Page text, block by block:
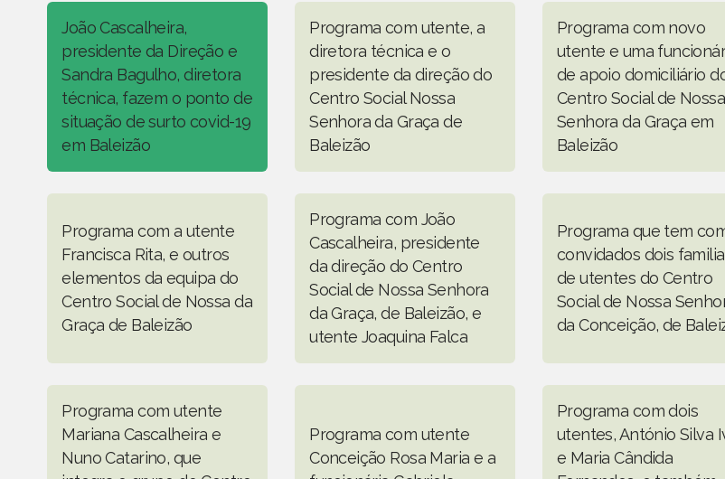
João Cascalheira,
presidente da Direção e
Sandra Bagulho, diretora
técnica, fazem o ponto de
situação de surto covid-19
em Baleizão
Programa com utente, a
diretora técnica e o
presidente da direção do
Centro Social Nossa
Senhora da Graça de
Baleizão
Programa com novo
utente e uma
de apoio domiciliário
Centro Social de Nossa
Senhora da Graça em
Baleizão
Programa com a utente
Francisca Rita, e outros
elementos da equipa do
Centro Social de Nossa da
Graça de Baleizão
Programa com João
Cascalheira, presidente
da direção do Centro
Social de Nossa Senhora
da Graça, de Baleizão, e
utente Joaquina Falca
Programa que tem
convidados dois
de utentes do Centro
Social de Nossa
da Conceição, de
Programa com utente
Mariana Cascalheira e
Nuno Catarino, que
Programa com utente
Conceição Rosa Maria e a
Programa com dois
utentes, António Silva
e Maria Cândida